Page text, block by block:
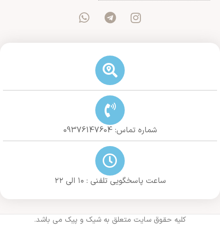
شماره تماس: 09376147604
ساعت پاسخگویی تلفنی : ۱۰ الی ۲۲
کلیه حقوق سایت متعلق به شیک و پیک می باشد.